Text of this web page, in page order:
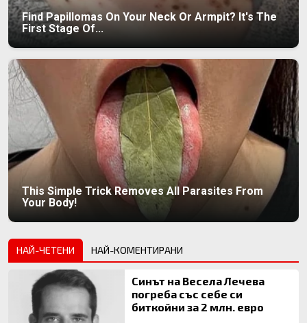
Find Papillomas On Your Neck Or Armpit? It's The
First Stage Of...
This Simple Trick Removes All Parasites From
Your Body!
НАЙ-ЧЕТЕНИ НАЙ-КОМЕНТИРАНИ
Синът на Весела Лечева
погреба със себе си
биткойни за 2 млн. евро